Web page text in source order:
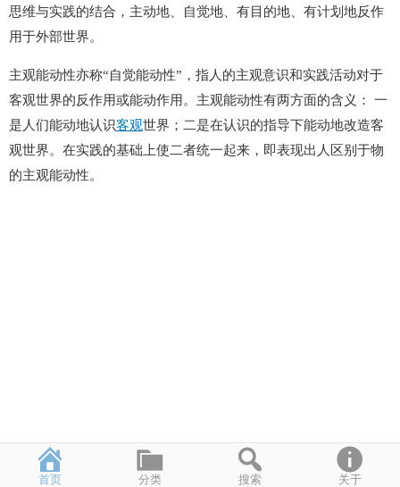
思维与实践的结合，主动地、自觉地、有目的地、有计划地反作
用于外部世界。
主观能动性亦称“自觉能动性”，指人的主观意识和实践活动对于
客观世界的反作用或能动作用。主观能动性有两方面的含义： 一
是人们能动地认识客观世界；二是在认识的指导下能动地改造客
观世界。在实践的基础上使二者统一起来，即表现出人区别于物
的主观能动性。
首页 分类 搜索 关于